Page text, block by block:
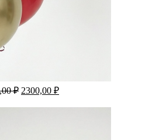
₽ Первоначальная
составляла
2300,00 ₽Текущая